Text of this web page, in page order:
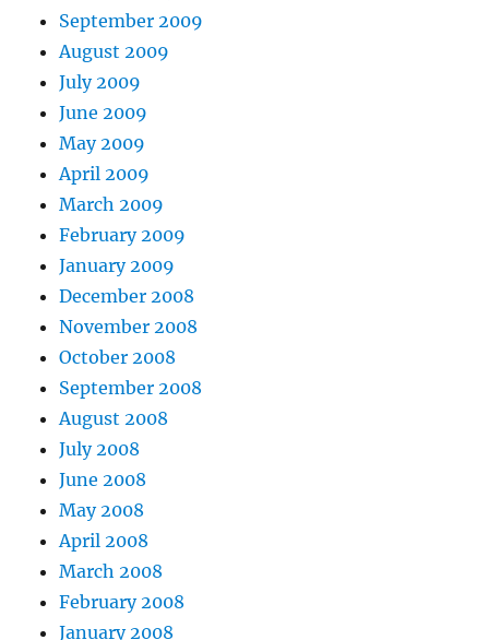
September 2009
August 2009
July 2009
June 2009
May 2009
April 2009
March 2009
February 2009
January 2009
December 2008
November 2008
October 2008
September 2008
August 2008
July 2008
June 2008
May 2008
April 2008
March 2008
February 2008
January 2008